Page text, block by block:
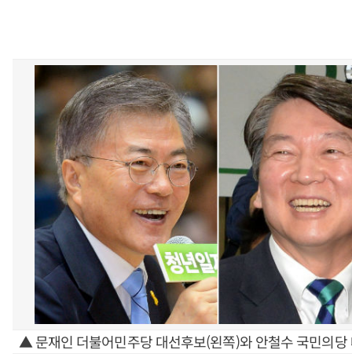
▲ 문재인 더불어민주당 대선후보(왼쪽)와 안철수 국민의당